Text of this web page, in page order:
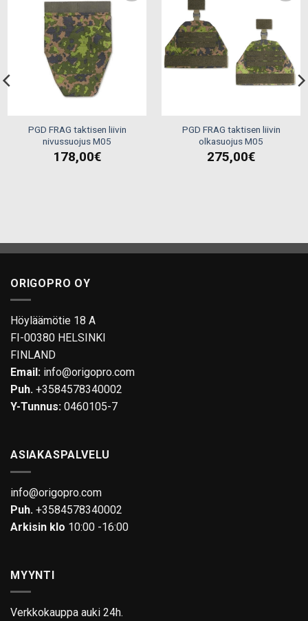
PGD FRAG taktisen liivin
nivussuojus M05
178,00€
wishlist
PGD FRAG taktisen liivin
olkasuojus M05
275,00€
ORIGOPRO OY
Höyläämötie 18 A
FI-00380 HELSINKI
FINLAND
Email: info@origopro.com
Puh. +3584578340002
Y-Tunnus: 0460105-7
ASIAKASPALVELU
info@origopro.com
Puh. +3584578340002
Arkisin klo 10:00 -16:00
MYYNTI
Verkkokauppa auki 24h.